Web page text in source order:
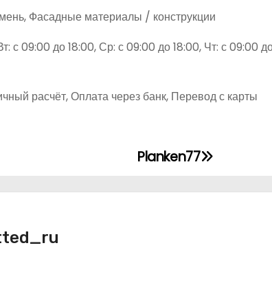
Фасадные материалы / конструкции
с 09:00 до 18:00, Ср: с 09:00 до 18:00, Чт: с 09:00
расчёт, Оплата через банк, Перевод с карты
Planken77